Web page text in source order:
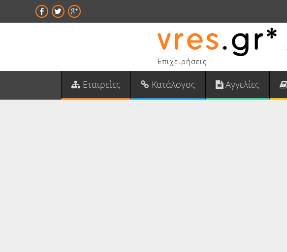
Επιχειρήσεις
Εταιρείες Κατάλογος Αγγελίες